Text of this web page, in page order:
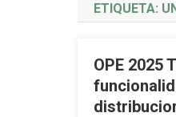
ETIQUETA:
OPE 2025